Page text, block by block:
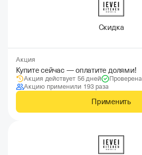
Скидка
Акция
Купите сейчас — оплатите долями!
Акция действует 56 дней Проверена
Акцию применили 193 раза
Применить